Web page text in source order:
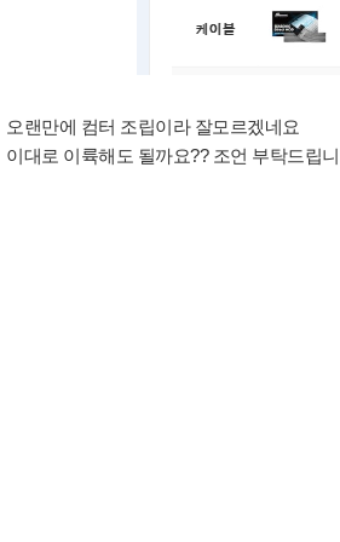
오랜만에 컴터 조립이라 잘모르겠네요
이대로 이륙해도 될까요?? 조언 부탁드립